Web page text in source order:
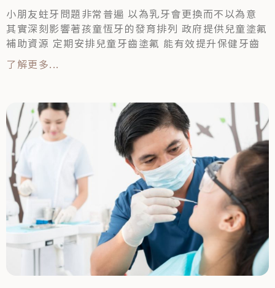
小朋友蛀牙問題非常普遍 以為乳牙會更換而不以為意
其實深刻影響著孩童恆牙的發育排列 政府提供兒童塗氟
補助資源 定期安排兒童牙齒塗氟 能有效提升保健牙齒
了解更多...